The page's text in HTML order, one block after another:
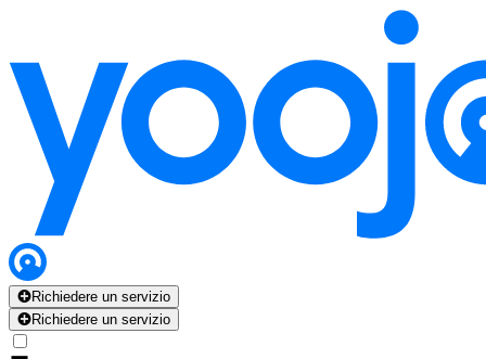
Richiedere un servizio
Richiedere un servizio